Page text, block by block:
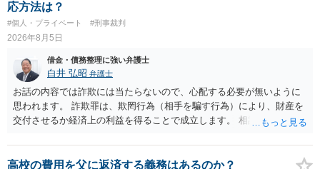
０万円の被害を受けたとして、１円も払わないで和解したいと言われ
たら、 できるだけ重い刑罰を与えて欲しい、と思われるのではない
でしょうか。 ＞弁護士さんに入ってもらうことで支払額が下がること
はありますか？ そこはあり得ます、ただ、弁護士費用かけるならその
分賠償に回すことも考えられるので、 兼ね合いは考えてみましょう。
応方法は？
#個人・プライベート #刑事裁判
2026年8月5日
借金・債務整理に強い弁護士
白井 弘昭 弁護士
お話の内容では詐欺には当たらないので、心配する必要が無いように
思われます。 詐欺罪は、欺罔行為（相手を騙す行為）により、財産を
交付させるか経済上の利益を得ることで成立します。 相談者さんは、
ので、詐欺罪の実行行為性が無く罪に問うことはできません。 おそら
く、相手が真実を話せば警察も取り合わないと思いますが、虚偽の内
高校の費用を父に返済する義務はあるのか？